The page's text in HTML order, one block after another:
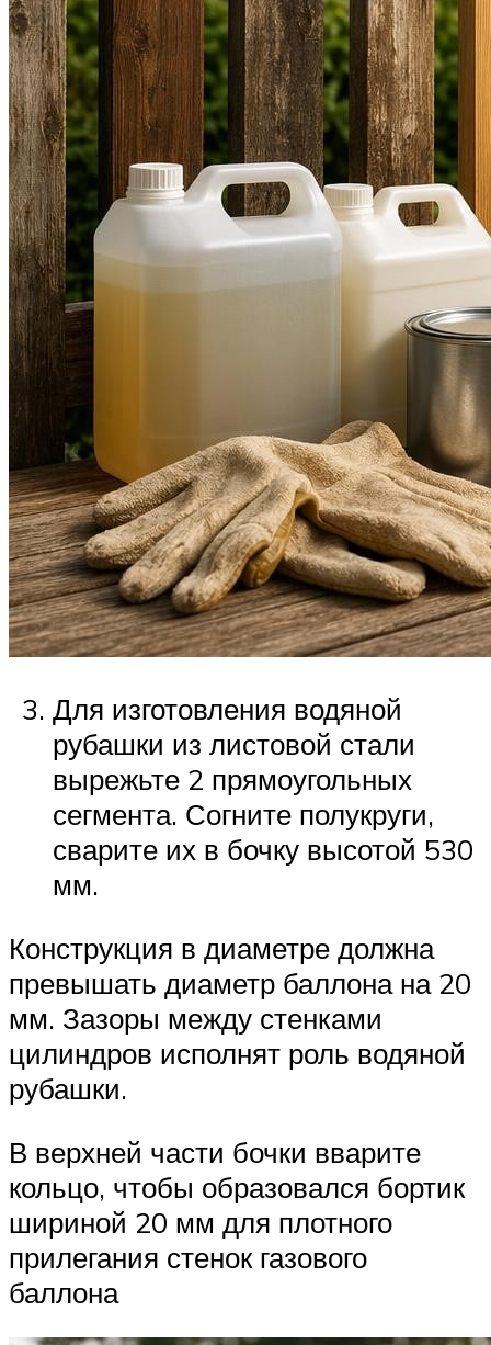
Для изготовления водяной
рубашки из листовой стали
вырежьте 2 прямоугольных
сегмента. Согните полукруги,
сварите их в бочку высотой 530
мм.
Конструкция в диаметре должна
превышать диаметр баллона на 20
мм. Зазоры между стенками
цилиндров исполнят роль водяной
рубашки.
В верхней части бочки вварите
кольцо, чтобы образовался бортик
шириной 20 мм для плотного
прилегания стенок газового
баллона